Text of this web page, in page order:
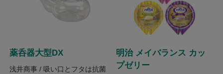
薬呑器大型DX
浅井商事 / 吸い口とフタは抗菌
明治 メイバランス カッ
プゼリー